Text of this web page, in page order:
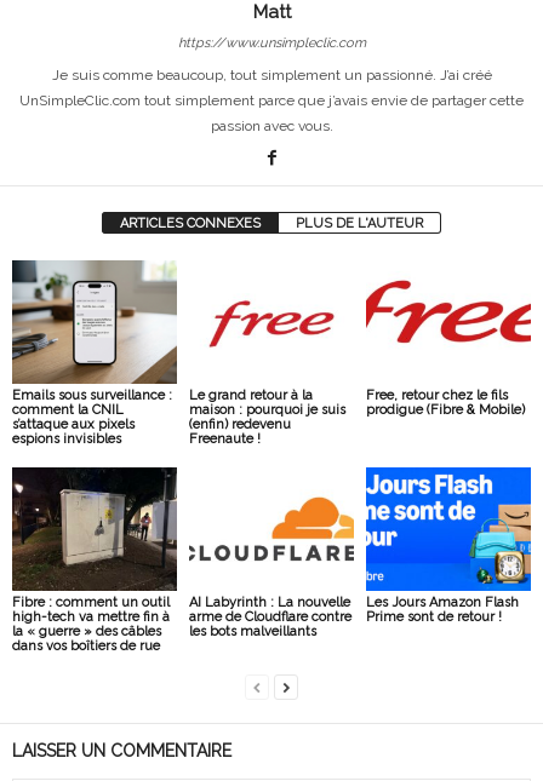
Matt
https://www.unsimpleclic.com
Je suis comme beaucoup, tout simplement un passionné. J’ai créé
UnSimpleClic.com tout simplement parce que j’avais envie de partager cette
passion avec vous.
ARTICLES CONNEXES PLUS DE L'AUTEUR
Emails sous surveillance :
comment la CNIL
s’attaque aux pixels
espions invisibles
Le grand retour à la
maison : pourquoi je suis
(enfin) redevenu
Freenaute !
Free, retour chez le fils
prodigue (Fibre & Mobile)
Fibre : comment un outil
high-tech va mettre fin à
la « guerre » des câbles
dans vos boîtiers de rue
AI Labyrinth : La nouvelle
arme de Cloudflare contre
les bots malveillants
Les Jours Amazon Flash
Prime sont de retour !
LAISSER UN COMMENTAIRE